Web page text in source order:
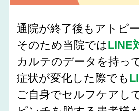
通院が終了後もアトピ
そのため当院ではLINE
カルテのデータを持っ
症状が変化した際でも
ご自身でセルフケアし